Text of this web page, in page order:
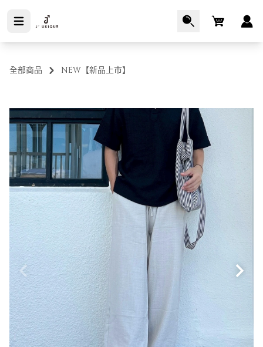
Cart
全部商品 NEW【新品上市】